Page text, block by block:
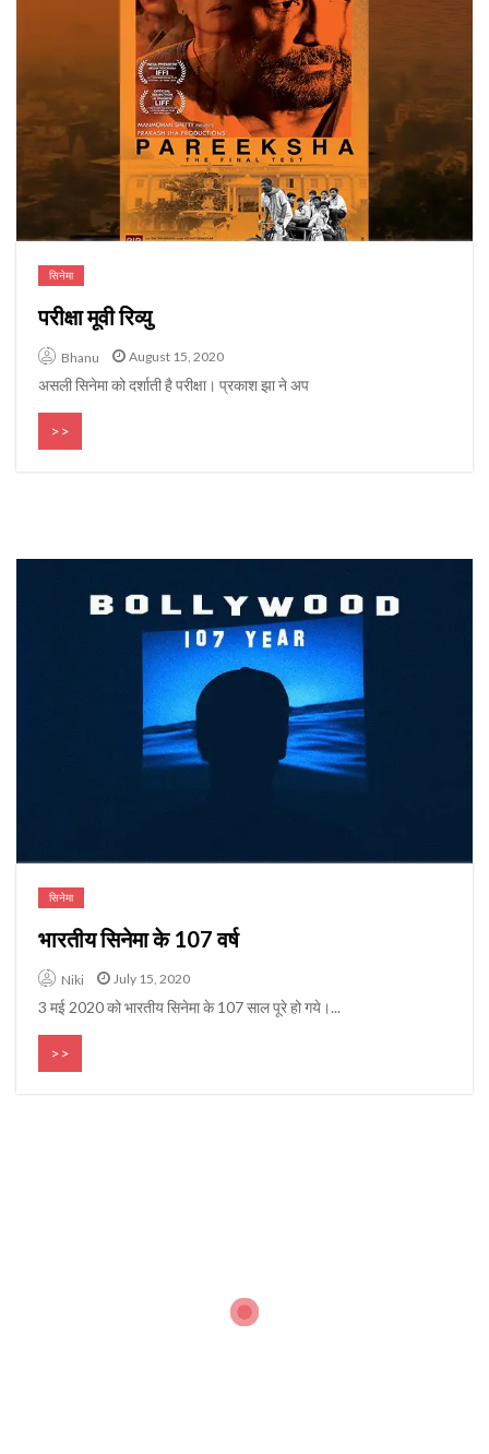
सिनेमा
परीक्षा मूवी रिव्यु
Bhanu August 15, 2020
असली सिनेमा को दर्शाती है परीक्षा। प्रकाश झा ने अप
>>
सिनेमा
भारतीय सिनेमा के 107 वर्ष
Niki July 15, 2020
3 मई 2020 को भारतीय सिनेमा के 107 साल पूरे हो गये।...
>>